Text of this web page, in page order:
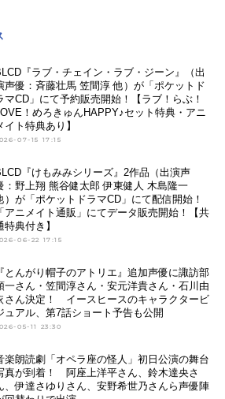
『ラブ・チェイン・ラブ・ジーン』（出
声優：斉藤壮馬 笠間淳 他）が「ポケットド
マCD」にて予約販売開始！【ラブ！らぶ！
！めろきゅんHAPPY♪セット特典・アニ
イト特典あり】
07-15 17:15
『けもみみシリーズ』2作品（出演声
：野上翔 熊谷健太郎 伊東健人 木島隆一
）が「ポケットドラマCD」にて配信開始！
「アニメイト通販」にてデータ販売開始！【共
特典付き】
06-22 17:15
『とんがり帽子のアトリエ』追加声優に諏訪部
一さん・笠間淳さん・安元洋貴さん・石川由
さん決定！ イースヒースのキャラクタービ
ュアル、第7話ショート予告も公開
05-11 23:30
楽朗読劇「オペラ座の怪人」初日公演の舞台
真が到着！ 阿座上洋平さん、鈴木達央さ
、伊達さゆりさん、安野希世乃さんら声優陣